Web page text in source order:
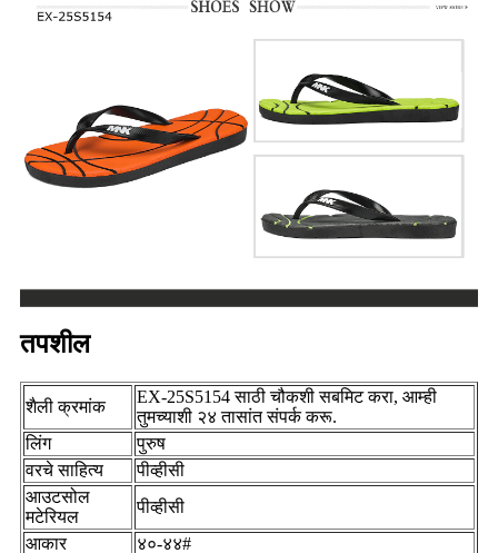
तपशील
शैली क्रमांक
EX-25S5154 साठी चौकशी सबमिट करा, आम्ही
तुमच्याशी २४ तासांत संपर्क करू.
लिंग
पुरुष
वरचे साहित्य
पीव्हीसी
आउटसोल
मटेरियल
पीव्हीसी
आकार
४०-४४#